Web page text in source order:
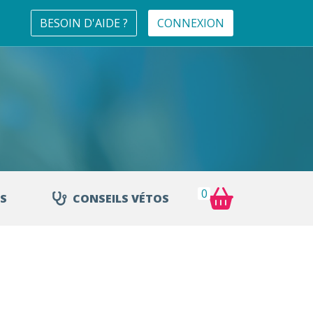
BESOIN D'AIDE ? CONNEXION
CONSEILS VÉTOS 0